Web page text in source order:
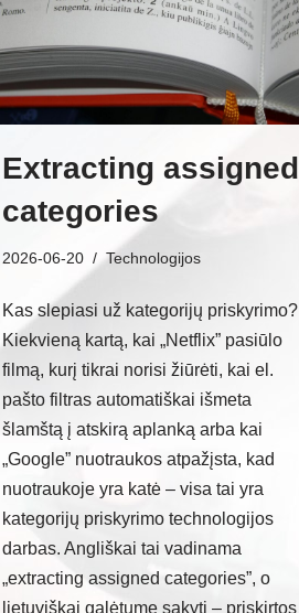
Extracting assigned
categories
2026-06-20 Technologijos
Kas slepiasi už kategorijų priskyrimo?
Kiekvieną kartą, kai „Netflix” pasiūlo
filmą, kurį tikrai norisi žiūrėti, kai el.
pašto filtras automatiškai išmeta
šlamštą į atskirą aplanką arba kai
„Google” nuotraukos atpažįsta, kad
nuotraukoje yra katė – visa tai yra
kategorijų priskyrimo technologijos
darbas. Angliškai tai vadinama
„extracting assigned categories”, o
lietuviškai galėtume sakyti – priskirtos